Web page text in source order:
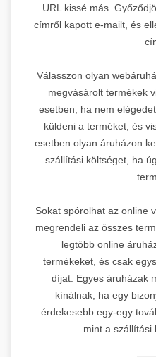
DR 71
platform
prémium
Orvosi és
Domain Rating:
2.
platform
3.
The
DR 44
Leírás:
forrása
szakértők
prémium
4.
URL kissé más.
címről kapott e-mailt, és
Válasszon olyan
megvásárolt termékek
esetben, ha nem
küldeni a terméket, és
esetben olyan áruházon
szállítási költséget, ha
Sokat spórolhat az online
megrendeli az összes
legtöbb online
termékeket, és csak
díjat. Egyes áruházak
kínálnak, ha egy
érdekesebb egy-egy
mint a szállítási